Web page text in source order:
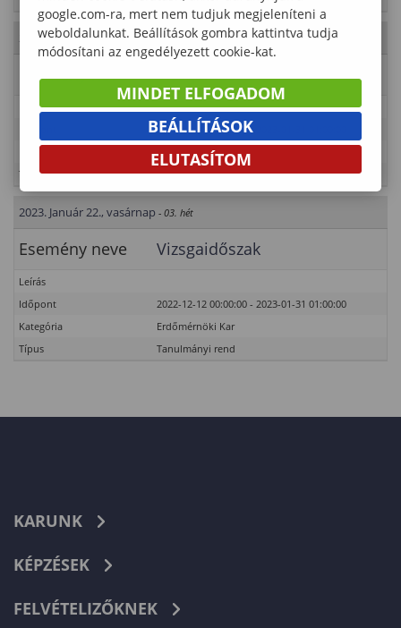
2023. Január 21., szombat - 03. hét
Esemény neve Vizsgaidőszak
Leírás
2022-12-12 00:00:00 - 2023-01-31 01:00:00
Erdőmérnöki Kar
Típus
Tanulmányi rend
2023. Január 22., vasárnap - 03. hét
Esemény neve Vizsgaidőszak
Leírás
Időpont
2022-12-12 00:00:00 - 2023-01-31 01:00:00
Kategória
Erdőmérnöki Kar
Típus
Tanulmányi rend
KARUNK
KÉPZÉSEK
FELVÉTELIZŐKNEK
google.com-ra, mert nem tudjuk megjeleníteni a
weboldalunkat. Beállítások gombra kattintva tudja
módosítani az engedélyezett cookie-kat.
MINDET ELFOGADOM
BEÁLLÍTÁSOK
ELUTASÍTOM